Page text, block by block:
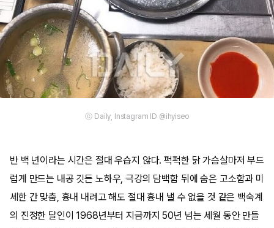
ⓒ Daily, Instagram ID @ihyiseo
반 백 년이라는 시간은 절대 우습지 않다. 퍽퍽한 닭 가슴살마저 부드
럽게 만드는 내공 깃든 노하우, 극강의 담백함 뒤에 숨은 고소함과 미
세한 간 맞춤, 흉내 내려고 해도 절대 흉내 낼 수 없을 것 같은 백숙계
의 진정한 달인이 1968년부터 지금까지 50년 넘는 세월 동안 만들